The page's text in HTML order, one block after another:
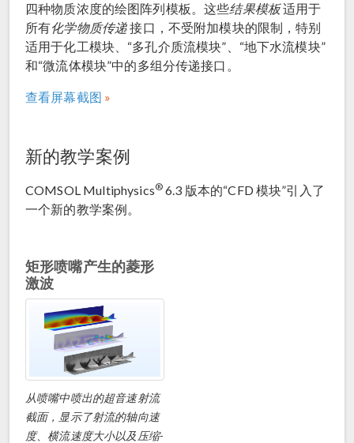
四种物质浓度的绘图阵列模板。这些结果模板适用于
所有化学物质传递接口，不受附加模块的限制，特别
适用于化工模块、“多孔介质流模块”、“地下水流模块”
和“微流体模块”中的多组分传递接口。
查看屏幕截图
新的教学案例
COMSOL Multiphysics® 6.3 版本的“CFD 模块”引入了
一个新的教学案例。
矩形喷嘴产生的菱形
激波
从喷嘴中喷出的超音速射流
截面，显示了射流的轴向速
度、横流速度大小以及压缩-